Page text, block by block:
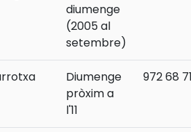
diumenge
(2005 al
setembre)
Diumenge
pròxim a
l'11
972 68